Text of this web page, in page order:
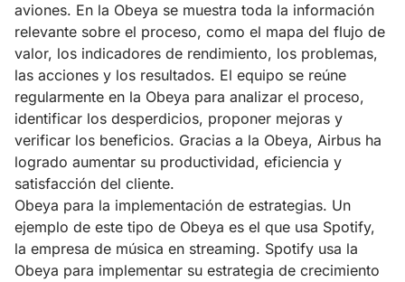
aviones. En la Obeya se muestra toda la información
relevante sobre el proceso, como el mapa del flujo de
valor, los indicadores de rendimiento, los problemas,
las acciones y los resultados. El equipo se reúne
regularmente en la Obeya para analizar el proceso,
identificar los desperdicios, proponer mejoras y
verificar los beneficios. Gracias a la Obeya, Airbus ha
logrado aumentar su productividad, eficiencia y
satisfacción del cliente.
Obeya para la implementación de estrategias. Un
ejemplo de este tipo de Obeya es el que usa Spotify,
la empresa de música en streaming. Spotify usa la
Obeya para implementar su estrategia de crecimiento